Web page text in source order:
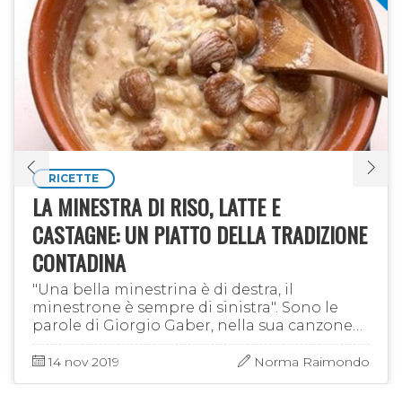
RICETTE
LA MINESTRA DI RISO, LATTE E
CASTAGNE: UN PIATTO DELLA TRADIZIONE
CONTADINA
"Una bella minestrina è di destra, il
minestrone è sempre di sinistra". Sono le
parole di Giorgio Gaber, nella sua canzone
"Destra-sinistra". Senza tirare in ballo lo
schieramento politico di …
14 nov 2019 Norma Raimondo